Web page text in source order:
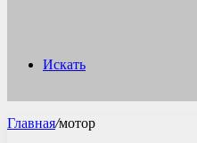
Искать
Главная/мотор